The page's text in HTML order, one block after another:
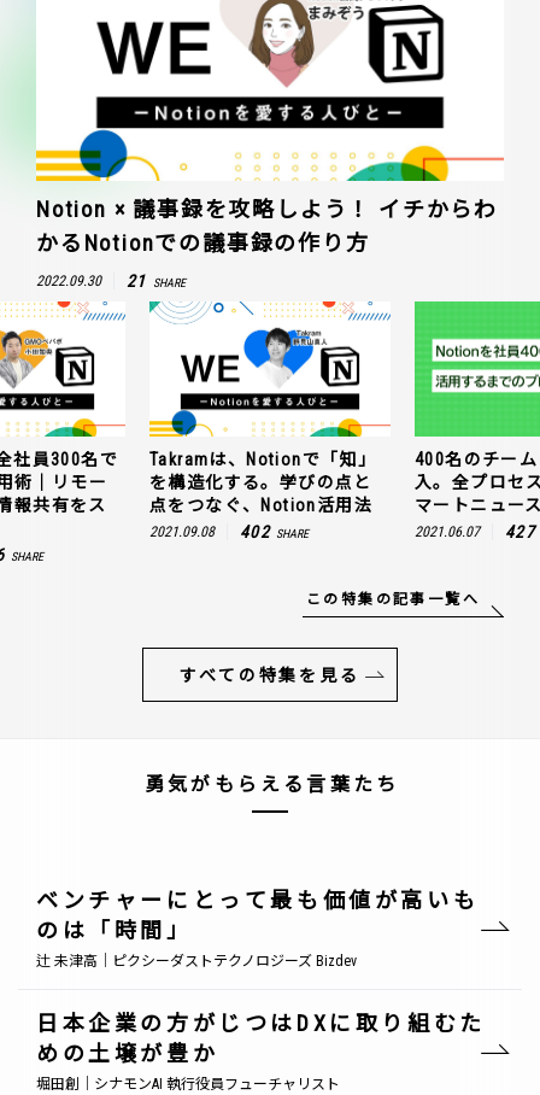
Notion × 議事録を攻略しよう！ イチからわ
かるNotionでの議事録の作り方
2022.09.30 21 SHARE
社員300名で
術｜リモー
報共有をス
SHARE
Takramは、Notionで「知」
を構造化する。学びの点と
点をつなぐ、Notion活用法
2021.09.08 402 SHARE
400名のチー
入。全プロセ
マートニュー
2021.06.07 427
この特集の記事一覧へ
すべての特集を見る
勇気がもらえる言葉たち
ベンチャーにとって最も価値が高いも
のは「時間」
辻 未津高｜ピクシーダストテクノロジーズ Bizdev
日本企業の方がじつはDXに取り組むた
めの土壌が豊か
堀田創｜シナモンAI 執行役員フューチャリスト